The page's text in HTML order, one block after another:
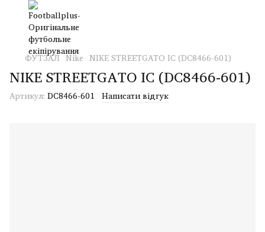
ФУТЗАЛ Nike NIKE STREETGATO IC (DC8466-601)
NIKE STREETGATO IC (DC8466-601)
Артикул: DC8466-601 Написати відгук